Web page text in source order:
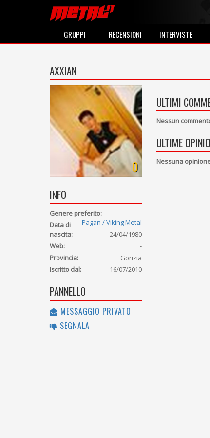
GRUPPI RECENSIONI INTERVISTE
AXXIAN
0
INFO
Genere preferito:
Pagan / Viking Metal
Data di
nascita:
24/04/1980
Web:
-
Provincia:
Gorizia
Iscritto dal:
16/07/2010
PANNELLO
MESSAGGIO PRIVATO
SEGNALA
ULTIMI
Nessun
ULTIME
Nessuna